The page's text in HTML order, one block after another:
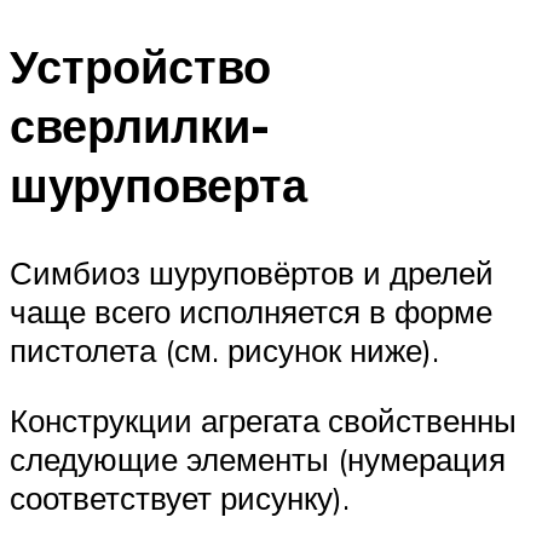
Устройство
сверлилки-
шуруповерта
Симбиоз шуруповёртов и дрелей
чаще всего исполняется в форме
пистолета (см. рисунок ниже).
Конструкции агрегата свойственны
следующие элементы (нумерация
соответствует рисунку).